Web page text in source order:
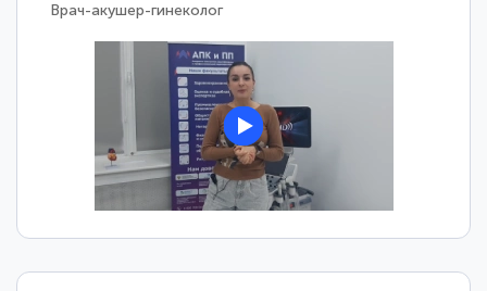
Врач-акушер-гинеколог